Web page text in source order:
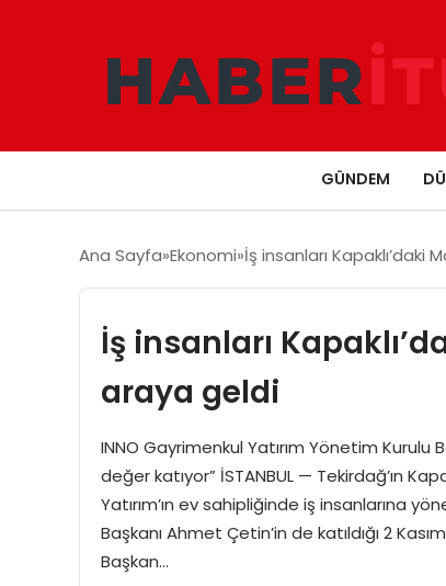
GÜNDEM
Ana Sayfa Ekonomi İş insanları Kapaklı’daki
İş insanları
araya geldi
INNO Gayrimenkul Yatırım Yönetim Kurulu
değer katıyor” İSTANBUL — Tekirdağ’ın
Yatırım’ın ev sahipliğinde iş insanlarına
Başkanı Ahmet Çetin’in de katıldığı 2
Başkan…